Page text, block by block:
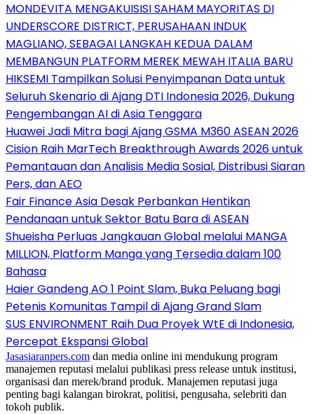
MONDEVITA MENGAKUISISI SAHAM MAYORITAS DI
UNDERSCORE DISTRICT, PERUSAHAAN INDUK
MAGLIANO, SEBAGAI LANGKAH KEDUA DALAM
MEMBANGUN PLATFORM MEREK MEWAH ITALIA BARU
HIKSEMI Tampilkan Solusi Penyimpanan Data untuk
Seluruh Skenario di Ajang DTI Indonesia 2026, Dukung
Pengembangan AI di Asia Tenggara
Huawei Jadi Mitra bagi Ajang GSMA M360 ASEAN 2026
Cision Raih MarTech Breakthrough Awards 2026 untuk
Pemantauan dan Analisis Media Sosial, Distribusi Siaran
Pers, dan AEO
Fair Finance Asia Desak Perbankan Hentikan
Pendanaan untuk Sektor Batu Bara di ASEAN
Shueisha Perluas Jangkauan Global melalui MANGA
MILLION, Platform Manga yang Tersedia dalam 100
Bahasa
Haier Gandeng AO 1 Point Slam, Buka Peluang bagi
Petenis Komunitas Tampil di Ajang Grand Slam
SUS ENVIRONMENT Raih Dua Proyek WtE di Indonesia,
Percepat Ekspansi Global
Jasasiaranpers.com dan media online ini mendukung program
manajemen reputasi melalui publikasi press release untuk institusi,
organisasi dan merek/brand produk. Manajemen reputasi juga
penting bagi kalangan birokrat, politisi, pengusaha, selebriti dan
tokoh publik.